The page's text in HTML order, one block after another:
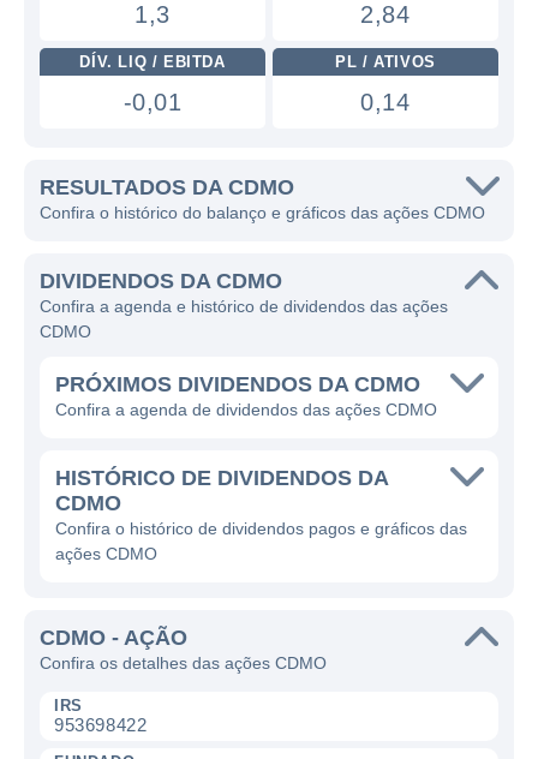
1,3 2,84
DÍV. LIQ / EBITDA
-0,01
PL / ATIVOS
0,14
RESULTADOS DA CDMO
Confira o histórico do balanço e gráficos das ações CDMO
DIVIDENDOS DA CDMO
Confira a agenda e histórico de dividendos das ações
CDMO
PRÓXIMOS DIVIDENDOS DA CDMO
Confira a agenda de dividendos das ações CDMO
HISTÓRICO DE DIVIDENDOS DA
CDMO
Confira o histórico de dividendos pagos e gráficos das
ações CDMO
CDMO - AÇÃO
Confira os detalhes das ações CDMO
IRS
953698422